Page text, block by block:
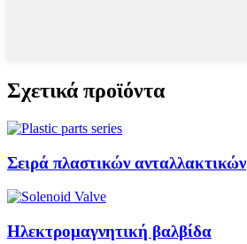
Σχετικά προϊόντα
Σειρά πλαστικών ανταλλακτικών
Ηλεκτρομαγνητική βαλβίδα